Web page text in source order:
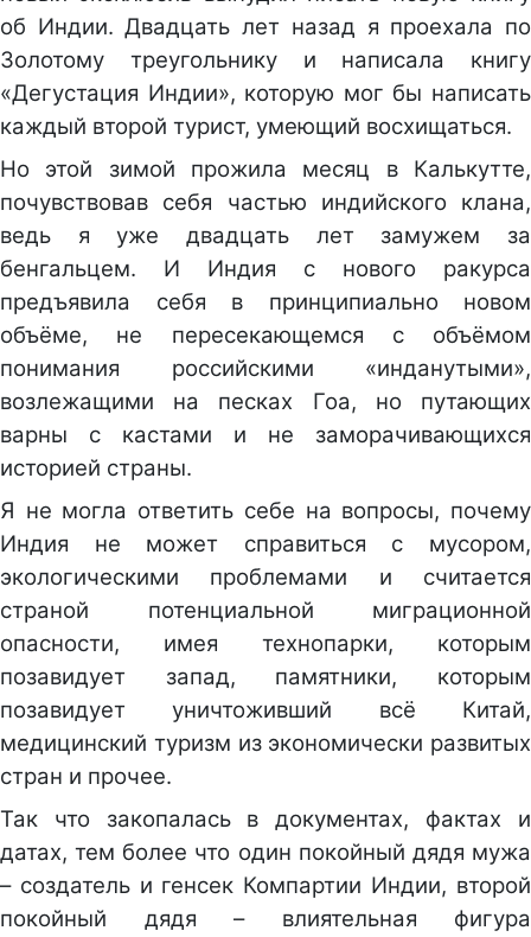
об Индии. Двадцать лет назад я проехала по
Золотому треугольнику и написала книгу
«Дегустация Индии», которую мог бы написать
каждый второй турист, умеющий восхищаться.
Но этой зимой прожила месяц в Калькутте,
почувствовав себя частью индийского клана,
ведь я уже двадцать лет замужем за
бенгальцем. И Индия с нового ракурса
предъявила себя в принципиально новом
объёме, не пересекающемся с объёмом
понимания российскими «инданутыми»,
возлежащими на песках Гоа, но путающих
варны с кастами и не заморачивающихся
историей страны.
Я не могла ответить себе на вопросы, почему
Индия не может справиться с мусором,
экологическими проблемами и считается
страной потенциальной миграционной
опасности, имея технопарки, которым
позавидует запад, памятники, которым
позавидует уничтоживший всё Китай,
медицинский туризм из экономически развитых
стран и прочее.
Так что закопалась в документах, фактах и
датах, тем более что один покойный дядя мужа
– создатель и генсек Компартии Индии, второй
покойный дядя – влиятельная фигура